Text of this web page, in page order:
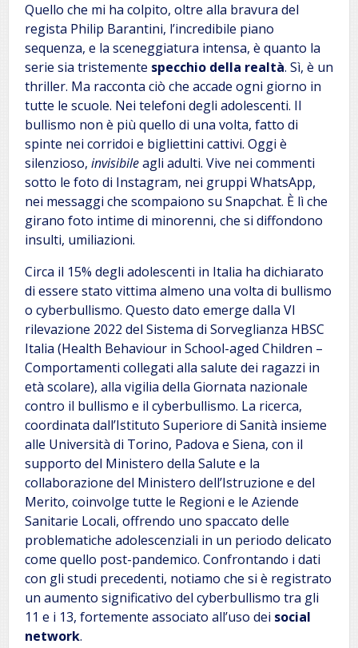
Quello che mi ha colpito, oltre alla bravura del
regista Philip Barantini, l’incredibile piano
sequenza, e la sceneggiatura intensa, è quanto la
serie sia tristemente specchio della realtà. Sì, è un
thriller. Ma racconta ciò che accade ogni giorno in
tutte le scuole. Nei telefoni degli adolescenti. Il
bullismo non è più quello di una volta, fatto di
spinte nei corridoi e bigliettini cattivi. Oggi è
silenzioso, invisibileagli adulti. Vive nei commenti
sotto le foto di Instagram, nei gruppi WhatsApp,
nei messaggi che scompaiono su Snapchat. È lì che
girano foto intime di minorenni, che si diffondono
insulti, umiliazioni.
Circa il 15% degli adolescenti in Italia ha dichiarato
di essere stato vittima almeno una volta di bullismo
o cyberbullismo. Questo dato emerge dalla VI
rilevazione 2022 del Sistema di Sorveglianza HBSC
Italia (Health Behaviour in School-aged Children –
Comportamenti collegati alla salute dei ragazzi in
età scolare), alla vigilia della Giornata nazionale
contro il bullismo e il cyberbullismo. La ricerca,
coordinata dall’Istituto Superiore di Sanità insieme
alle Università di Torino, Padova e Siena, con il
supporto del Ministero della Salute e la
collaborazione del Ministero dell’Istruzione e del
Merito, coinvolge tutte le Regioni e le Aziende
Sanitarie Locali, offrendo uno spaccato delle
problematiche adolescenziali in un periodo delicato
come quello post-pandemico. Confrontando i dati
con gli studi precedenti, notiamo che si è registrato
un aumento significativo del cyberbullismo tra gli
11 e i 13, fortemente associato all’uso dei social
network.